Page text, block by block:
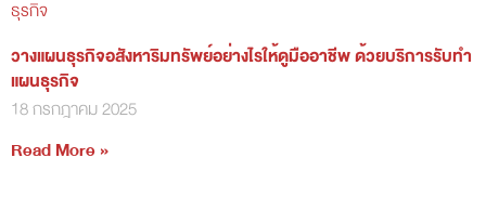
วางแผนธุรกิจอสังหาริมทรัพย์อย่างไรให้ดูมืออาชีพ ด้วยบริการรับทำ
แผนธุรกิจ
18 กรกฎาคม 2025
Read More »